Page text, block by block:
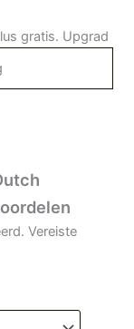
gratis. Upgrad
Vereiste